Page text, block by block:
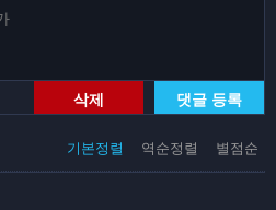
삭제 댓글 등록
기본정렬 역순정렬 별점순